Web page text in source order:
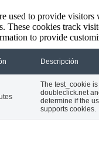
used to provide visitors
These cookies track
to provide
Descripción
The test_cookie
doubleclick.net
determine if the
supports cookies.